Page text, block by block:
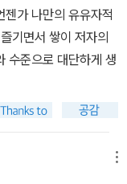
트라가 참가하면서부
나 페스티벌은 고대
둘러싸인 채 2만5천
스
이전의 초기 음악들
든이 30년 동안 봉직
티벌, 마을 사람들이
가 나만의 유유자적
기면서 쌓이 저자의
수준으로 대단하게 생